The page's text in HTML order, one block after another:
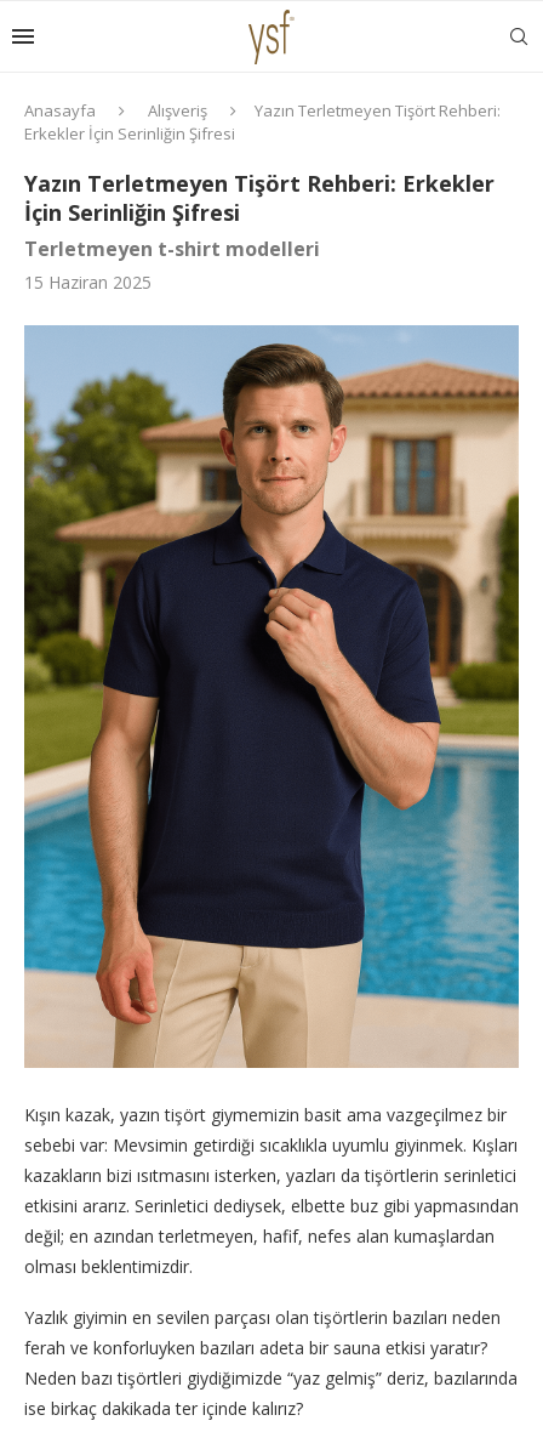
Anasayfa Alışveriş
Yazın Terletmeyen Tişört Rehberi:
Erkekler İçin Serinliğin Şifresi
Yazın Terletmeyen Tişört Rehberi: Erkekler
İçin Serinliğin Şifresi
Terletmeyen t-shirt modelleri
15 Haziran 2025
Kışın kazak, yazın tişört giymemizin basit ama vazgeçilmez bir
sebebi var: Mevsimin getirdiği sıcaklıkla uyumlu giyinmek. Kışları
kazakların bizi ısıtmasını isterken, yazları da tişörtlerin serinletici
etkisini ararız. Serinletici dediysek, elbette buz gibi yapmasından
değil; en azından terletmeyen, hafif, nefes alan kumaşlardan
olması beklentimizdir.
Yazlık giyimin en sevilen parçası olan tişörtlerin bazıları neden
ferah ve konforluyken bazıları adeta bir sauna etkisi yaratır?
Neden bazı tişörtleri giydiğimizde “yaz gelmiş” deriz, bazılarında
ise birkaç dakikada ter içinde kalırız?